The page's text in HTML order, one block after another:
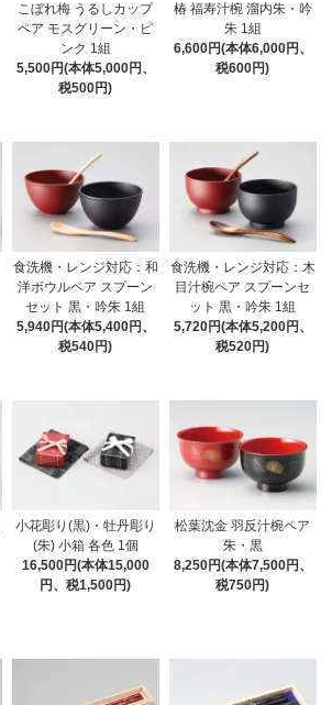
こぼれ梅 うるしカップ
ペア モスグリーン・ピ
ンク 1組
5,500円(本体5,000円、
税500円)
椿 福寿汁椀 溜内朱・吟
朱 1組
6,600円(本体6,000円、
税600円)
食洗機・レンジ対応：和
洋ボウルペア スプーン
セット 黒・吟朱 1組
5,940円(本体5,400円、
税540円)
食洗機・レンジ対応：木
目汁椀ペア スプーンセ
ット 黒・吟朱 1組
5,720円(本体5,200円、
税520円)
小花彫り(黒)・牡丹彫り
(朱) 小箱 各色 1個
16,500円(本体15,000
円、税1,500円)
松葉沈金 羽反汁椀ペア
朱・黒
8,250円(本体7,500円、
税750円)